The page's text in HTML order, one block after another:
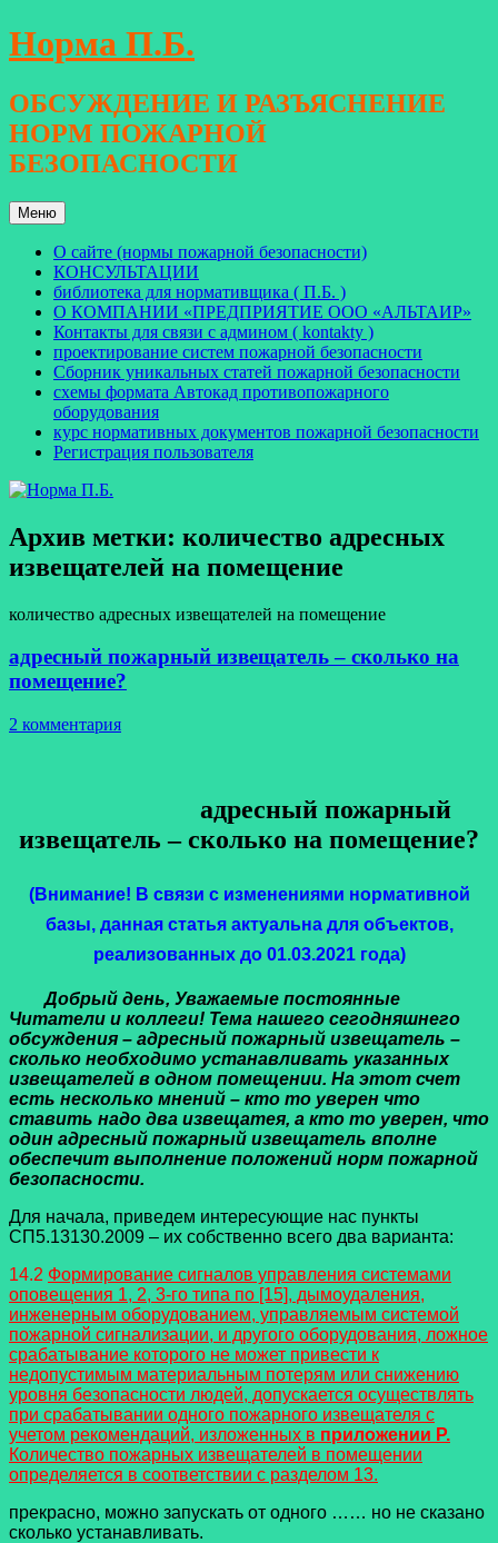
Перейти
к
Норма П.Б.
ОБСУЖДЕНИЕ И РАЗЪЯСНЕНИЕ
НОРМ ПОЖАРНОЙ
БЕЗОПАСНОСТИ
Меню
О сайте (нормы пожарной безопасности)
КОНСУЛЬТАЦИИ
библиотека для нормативщика ( П.Б. )
О КОМПАНИИ «ПРЕДПРИЯТИЕ ООО «АЛЬТАИР»
Контакты для связи с админом ( kontakty )
проектирование систем пожарной безопасности
Сборник уникальных статей пожарной безопасности
схемы формата Автокад противопожарного
оборудования
курс нормативных документов пожарной безопасности
Регистрация пользователя
Архив метки: количество адресных
извещателей на помещение
количество адресных извещателей на помещение
адресный пожарный извещатель – сколько на
помещение?
2 комментария
адресный пожарный
извещатель – сколько на помещение?
(Внимание! В связи с изменениями нормативной
базы, данная статья актуальна для объектов,
реализованных до 01.03.2021 года)
Добрый день, Уважаемые постоянные
Читатели и коллеги! Тема нашего сегодняшнего
обсуждения – адресный пожарный извещатель –
сколько необходимо устанавливать указанных
извещателей в одном помещении. На этот счет
есть несколько мнений – кто то уверен что
ставить надо два извещатея, а кто то уверен, что
один адресный пожарный извещатель вполне
обеспечит выполнение положений норм пожарной
безопасности.
Для начала, приведем интересующие нас пункты
СП5.13130.2009 – их собственно всего два варианта:
14.2 Формирование сигналов управления системами
оповещения 1, 2, 3-го типа по [15], дымоудаления,
инженерным оборудованием, управляемым системой
пожарной сигнализации, и другого оборудования, ложное
срабатывание которого не может привести к
недопустимым материальным потерям или снижению
уровня безопасности людей, допускается осуществлять
при срабатывании одного пожарного извещателя с
учетом рекомендаций, изложенных в приложении Р.
Количество пожарных извещателей в помещении
определяется в соответствии с разделом 13.
прекрасно, можно запускать от одного …… но не сказано
сколько устанавливать.